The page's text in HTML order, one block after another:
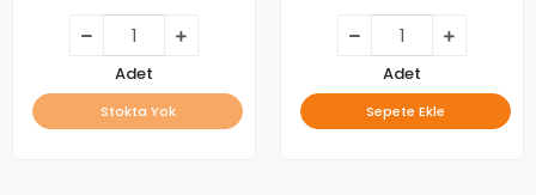
Adet
Stokta Yok
Adet
Sepete Ekle